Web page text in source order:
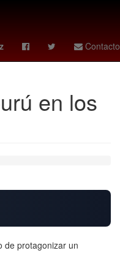
Contacto
vs santos 27 de marzo
en los
de protagonizar un